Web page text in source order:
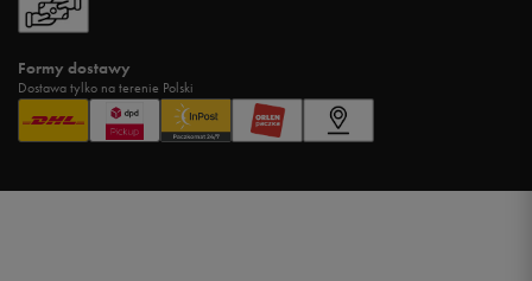
Formy dostawy
Dostawa tylko na terenie Polski